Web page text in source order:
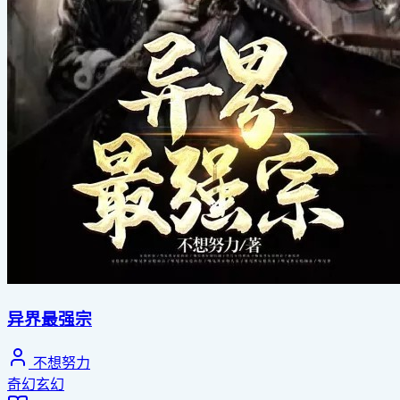
异界最强宗
不想努力
奇幻玄幻